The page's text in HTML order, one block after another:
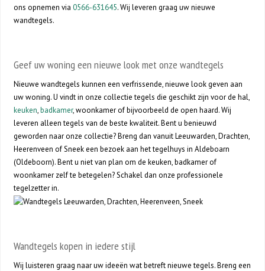
ons opnemen via0566-631645. Wij leveren graag uw nieuwe
wandtegels.
Geef uw woning een nieuwe look met onze wandtegels
Nieuwe wandtegels kunnen een verfrissende, nieuwe look geven aan
uw woning. U vindt in onze collectie tegels die geschikt zijn voor de hal,
keuken,badkamer, woonkamer of bijvoorbeeld de open haard. Wij
leveren alleen tegels van de beste kwaliteit. Bent u benieuwd
geworden naar onze collectie? Breng dan vanuit Leeuwarden, Drachten,
Heerenveen of Sneek een bezoek aan het tegelhuys in Aldeboarn
(Oldeboorn). Bent u niet van plan om de keuken, badkamer of
woonkamer zelf te betegelen? Schakel dan onze professionele
tegelzetter in.
Wandtegels kopen in iedere stijl
Wij luisteren graag naar uw ideeën wat betreft nieuwe tegels. Breng een